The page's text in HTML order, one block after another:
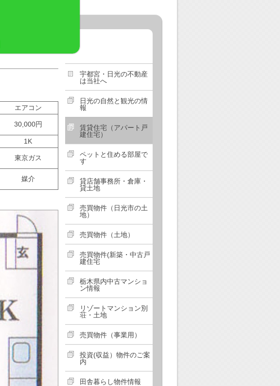
宇都宮・日光の不動産
は当社へ
日光の自然と観光の情
報
賃貸住宅（アパート戸
建住宅）
ペットと住める部屋で
す
貸店舗事務所・倉庫・
貸土地
売買物件（日光市の土
地）
売買物件（土地）
売買物件(新築・中古戸
建住宅
栃木県内中古マンショ
ン情報
リゾートマンション別
荘・土地
売買物件（事業用）
投資(収益）物件のご案
内
田舎暮らし物件情報
エアコン
30,000円
1K
東京ガス
媒介